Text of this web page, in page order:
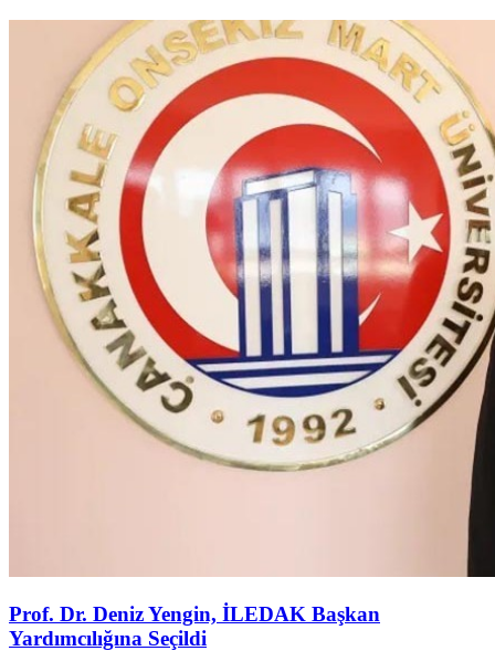
Prof. Dr. Deniz Yengin, İLEDAK Başkan
Yardımcılığına Seçildi